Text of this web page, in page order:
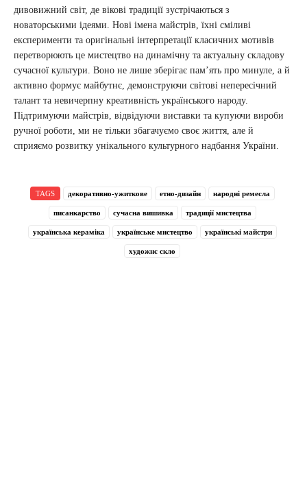
дивовижний світ, де вікові традиції зустрічаються з
новаторськими ідеями. Нові імена майстрів, їхні сміливі
експерименти та оригінальні інтерпретації класичних мотивів
перетворюють це мистецтво на динамічну та актуальну складову
сучасної культури. Воно не лише зберігає пам’ять про минуле, а й
активно формує майбутнє, демонструючи світові непересічний
талант та невичерпну креативність українського народу.
Підтримуючи майстрів, відвідуючи виставки та купуючи вироби
ручної роботи, ми не тільки збагачуємо своє життя, але й
сприяємо розвитку унікального культурного надбання України.
TAGS декоративно-ужиткове етно-дизайн народні ремесла
писанкарство сучасна вишивка традиції мистецтва
українська кераміка українське мистецтво українські майстри
художнє скло